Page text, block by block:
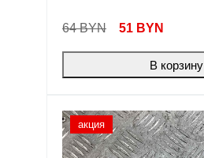
64 BYN 51 BYN
В корзину
акция